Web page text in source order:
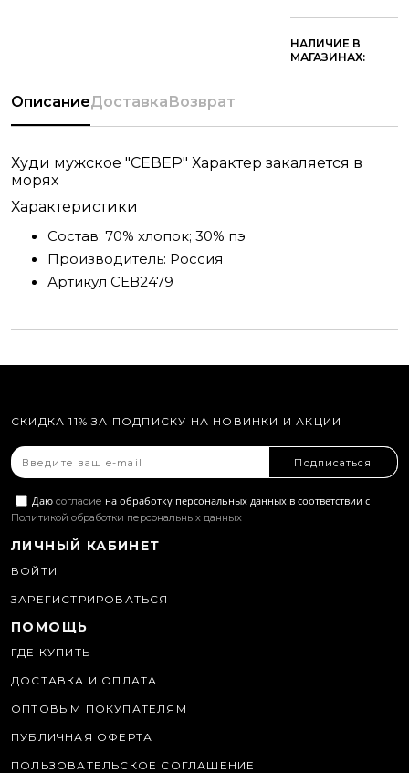
НАЛИЧИЕ В
МАГАЗИНАХ:
ОписаниеДоставкаВозврат
Худи мужское "СЕВЕР" Характер закаляется в
морях
Характеристики
Состав: 70% хлопок; 30% пэ
Производитель: Россия
Артикул СЕВ2479
СКИДКА 11% ЗА ПОДПИСКУ НА НОВИНКИ И АКЦИИ
Подписаться
Даю согласие на обработку персональных данных в соответствии с
Политикой обработки персональных данных
ЛИЧНЫЙ КАБИНЕТ
ВОЙТИ
ЗАРЕГИСТРИРОВАТЬСЯ
ПОМОЩЬ
ГДЕ КУПИТЬ
ДОСТАВКА И ОПЛАТА
ОПТОВЫМ ПОКУПАТЕЛЯМ
ПУБЛИЧНАЯ ОФЕРТА
ПОЛЬЗОВАТЕЛЬСКОЕ СОГЛАШЕНИЕ